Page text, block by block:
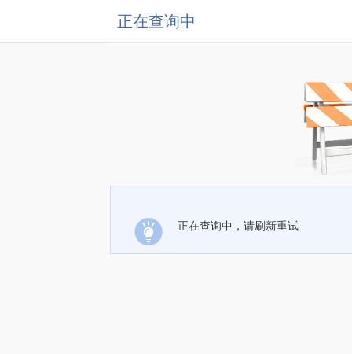
正在查询中
正在查询中，请刷新重试